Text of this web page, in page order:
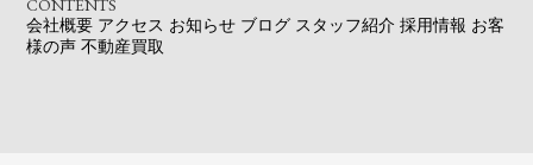
CONTENTS
会社概要 アクセス お知らせ ブログ スタッフ紹介 採用情報 お客
様の声 不動産買取